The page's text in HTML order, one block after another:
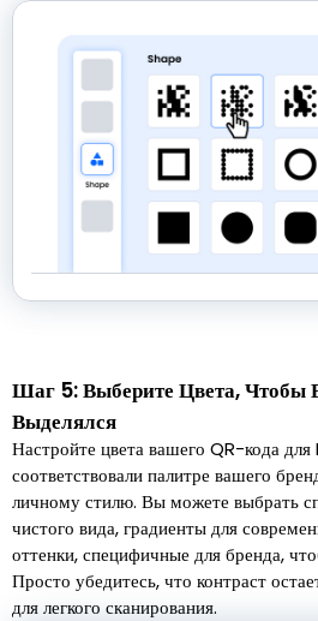
Шаг 5: Выберите Цвета, Чтобы
Выделялся
Настройте цвета вашего QR-кода
соответствовали палитре вашего
личному стилю. Вы можете выбрать
чистого вида, градиенты для
оттенки, специфичные для бренда,
Просто убедитесь, что контраст
для легкого сканирования.